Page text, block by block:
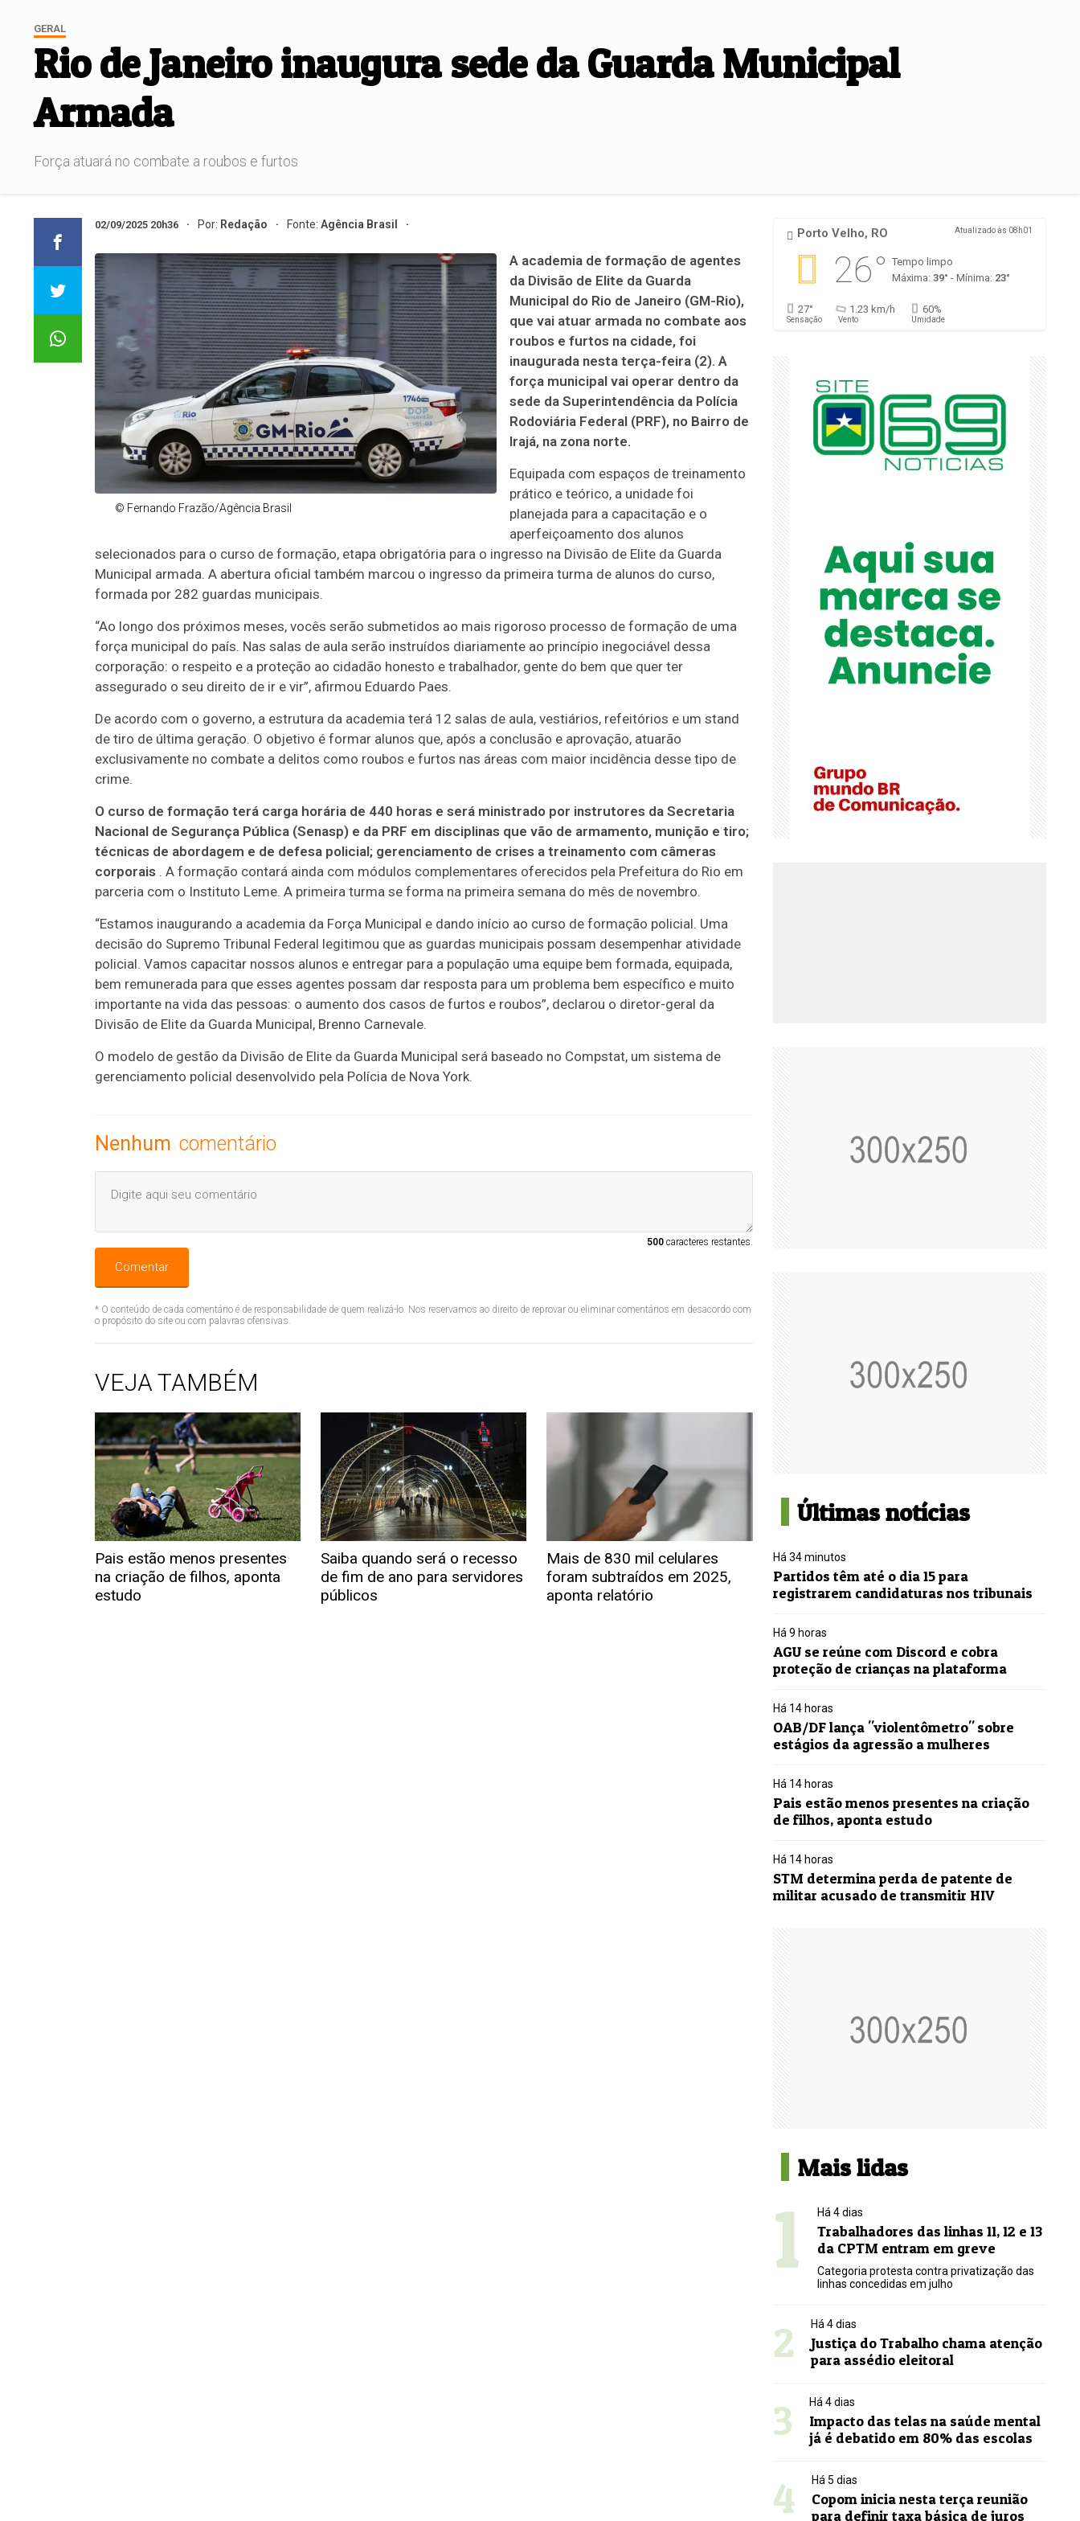
GERAL
Rio de Janeiro inaugura sede da Guarda Municipal
Armada
Força atuará no combate a roubos e furtos
02/09/2025 20h36 Por: Redação Fonte: Agência Brasil
© Fernando Frazão/Agência Brasil
A academia de formação de agentes
da Divisão de Elite da Guarda
Municipal do Rio de Janeiro (GM-Rio),
que vai atuar armada no combate aos
roubos e furtos na cidade, foi
inaugurada nesta terça-feira (2). A
força municipal vai operar dentro da
sede da Superintendência da Polícia
Rodoviária Federal (PRF), no Bairro de
Irajá, na zona norte.
Equipada com espaços de treinamento
prático e teórico, a unidade foi
planejada para a capacitação e o
aperfeiçoamento dos alunos
selecionados para o curso de formação, etapa obrigatória para o ingresso na Divisão de Elite da Guarda
Municipal armada. A abertura oficial também marcou o ingresso da primeira turma de alunos do curso,
formada por 282 guardas municipais.
“Ao longo dos próximos meses, vocês serão submetidos ao mais rigoroso processo de formação de uma
força municipal do país. Nas salas de aula serão instruídos diariamente ao princípio inegociável dessa
corporação: o respeito e a proteção ao cidadão honesto e trabalhador, gente do bem que quer ter
assegurado o seu direito de ir e vir”, afirmou Eduardo Paes.
De acordo com o governo, a estrutura da academia terá 12 salas de aula, vestiários, refeitórios e um stand
de tiro de última geração. O objetivo é formar alunos que, após a conclusão e aprovação, atuarão
exclusivamente no combate a delitos como roubos e furtos nas áreas com maior incidência desse tipo de
crime.
O curso de formação terá carga horária de 440 horas e será ministrado por instrutores da Secretaria
Nacional de Segurança Pública (Senasp) e da PRF em disciplinas que vão de armamento, munição e tiro;
técnicas de abordagem e de defesa policial; gerenciamento de crises a treinamento com câmeras
corporais. A formação contará ainda com módulos complementares oferecidos pela Prefeitura do Rio em
parceria com o Instituto Leme. A primeira turma se forma na primeira semana do mês de novembro.
“Estamos inaugurando a academia da Força Municipal e dando início ao curso de formação policial. Uma
decisão do Supremo Tribunal Federal legitimou que as guardas municipais possam desempenhar atividade
policial. Vamos capacitar nossos alunos e entregar para a população uma equipe bem formada, equipada,
bem remunerada para que esses agentes possam dar resposta para um problema bem específico e muito
importante na vida das pessoas: o aumento dos casos de furtos e roubos”, declarou o diretor-geral da
Divisão de Elite da Guarda Municipal, Brenno Carnevale.
O modelo de gestão da Divisão de Elite da Guarda Municipal será baseado no Compstat, um sistema de
gerenciamento policial desenvolvido pela Polícia de Nova York.
Nenhum comentário
500caracteres restantes.
Comentar
* O conteúdo de cada comentário é de responsabilidade de quem realizá-lo. Nos reservamos ao direito de reprovar ou eliminar comentários em desacordo com
o propósito do site ou com palavras ofensivas.
VEJA TAMBÉM
Pais estão menos presentes
na criação de filhos, aponta
estudo
Saiba quando será o recesso
de fim de ano para servidores
públicos
Mais de 830 mil celulares
foram subtraídos em 2025,
aponta relatório
Porto Velho, RO Atualizado às 08h01
26°
Tempo limpo
Máxima:39° - Mínima: 23°
27°
Sensação
1.23 km/h
Vento
60%
Umidade
Últimas notícias
Há 34 minutos
Partidos têm até o dia 15 para
registrarem candidaturas nos tribunais
Há 9 horas
AGU se reúne com Discord e cobra
proteção de crianças na plataforma
Há 14 horas
OAB/DF lança "violentômetro" sobre
estágios da agressão a mulheres
Há 14 horas
Pais estão menos presentes na criação
de filhos, aponta estudo
Há 14 horas
STM determina perda de patente de
militar acusado de transmitir HIV
Mais lidas
1 Há 4 dias
Trabalhadores das linhas 11, 12 e 13
da CPTM entram em greve
Categoria protesta contra privatização das
linhas concedidas em julho
2 Há 4 dias
Justiça do Trabalho chama atenção
para assédio eleitoral
3 Há 4 dias
Impacto das telas na saúde mental
já é debatido em 80% das escolas
4 Há 5 dias
Copom inicia nesta terça reunião
para definir taxa básica de juros